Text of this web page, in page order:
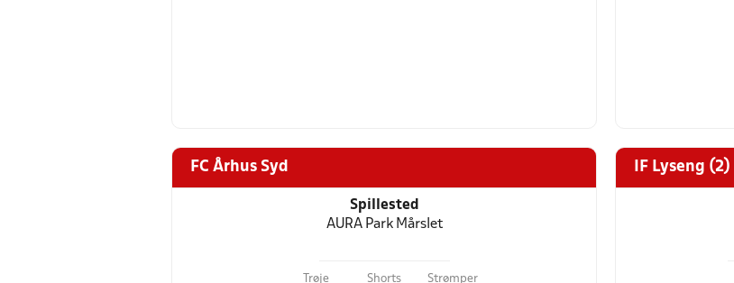
FC Århus Syd
Spillested
AURA Park Mårslet
Trøje Shorts Strømper
IF Lyseng (2)